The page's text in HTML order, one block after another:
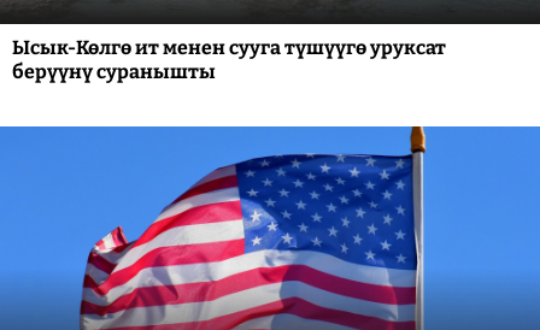
Ысык-Көлгө ит менен сууга түшүүгө уруксат
берүүнү суранышты